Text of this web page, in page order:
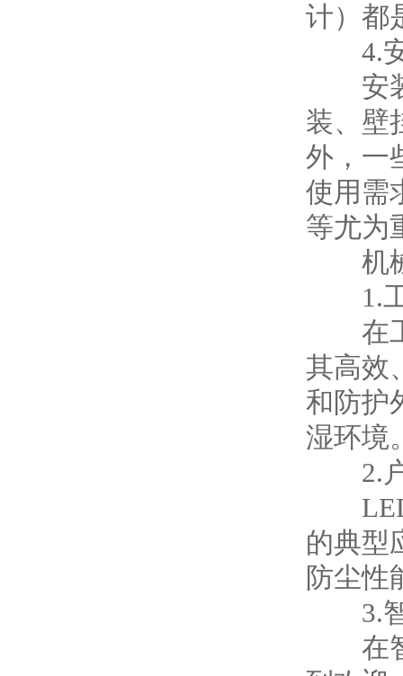
计）都
4.安
安装
装、壁
外，一
使用需
等尤为
机械
1.工
在工
其高效
和防护
湿环境
2.户
LED
的典型
防尘性
3.智
在智